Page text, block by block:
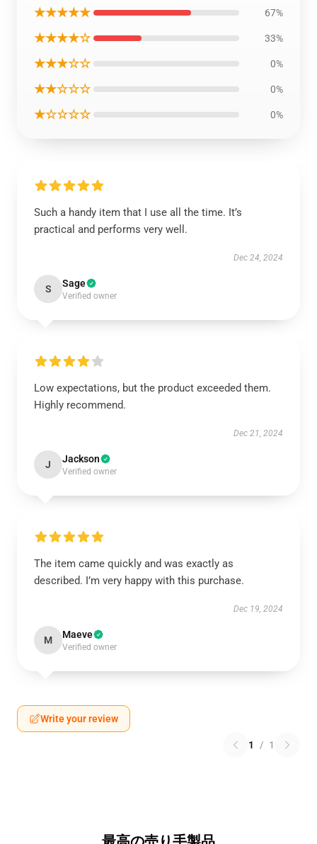
★★★★★ 67%
★★★★☆ 33%
★★★☆☆ 0%
★★☆☆☆ 0%
★☆☆☆☆ 0%
Such a handy item that I use all the time. It’s
practical and performs very well.
Dec 24, 2024
S Sage
Verified owner
Low expectations, but the product exceeded them.
Highly recommend.
Dec 21, 2024
J Jackson
Verified owner
The item came quickly and was exactly as
described. I’m very happy with this purchase.
Dec 19, 2024
M Maeve
Verified owner
Write your review
1 / 1